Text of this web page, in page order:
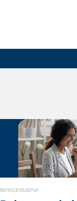
Banco Industrial